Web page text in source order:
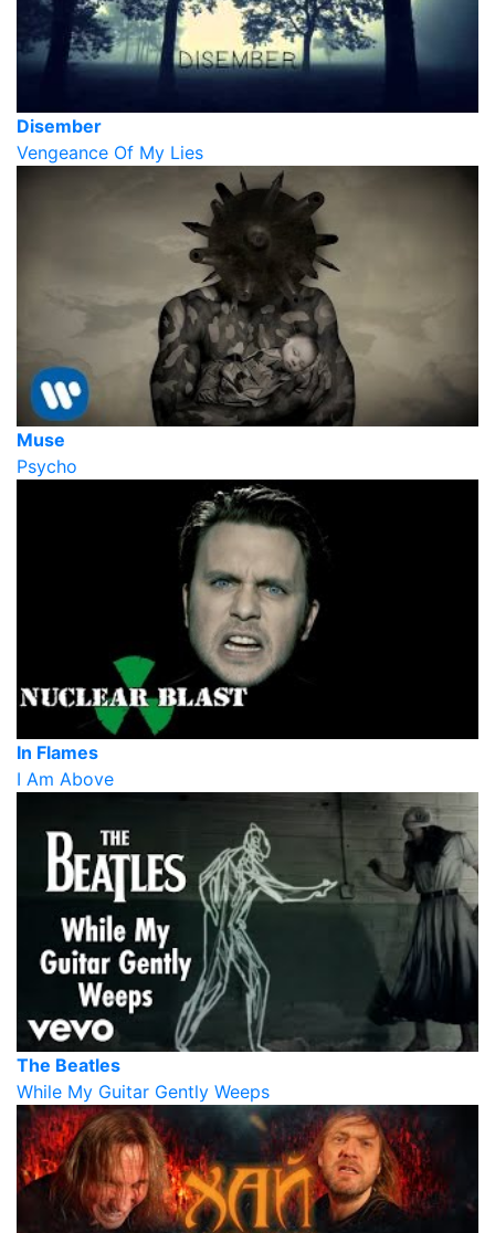
Disember
Vengeance Of My Lies
Muse
Psycho
In Flames
I Am Above
The Beatles
While My Guitar Gently Weeps